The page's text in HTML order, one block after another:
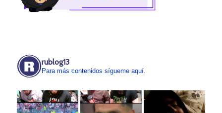
rublog13
Para más contenidos sígueme aquí.